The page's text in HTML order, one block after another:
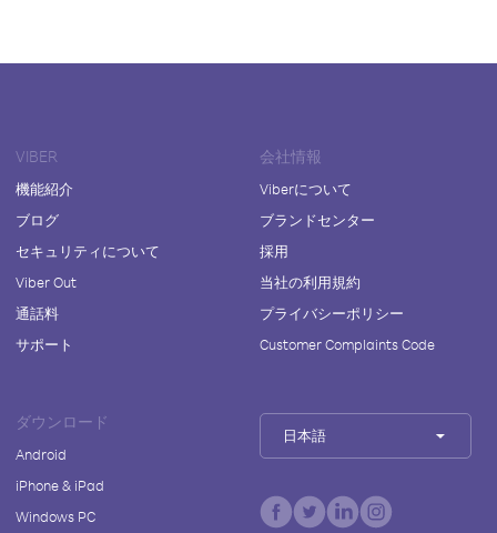
VIBER
機能紹介
ブログ
セキュリティについて
Viber Out
通話料
サポート
会社情報
Viberについて
ブランドセンター
採用
当社の利用規約
プライバシーポリシー
Customer Complaints Code
ダウンロード
Android
iPhone & iPad
Windows PC
日本語